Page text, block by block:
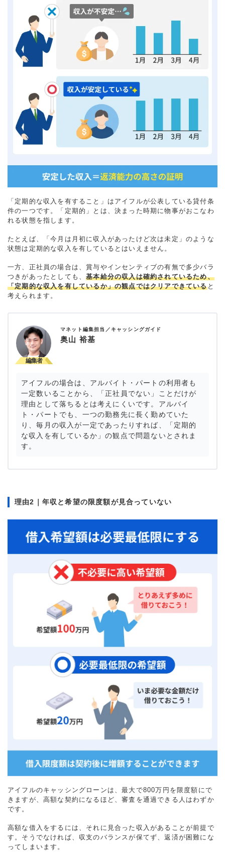
「定期的な収入を有すること」はアイフルが公表している貸付条
件の一つです。「定期的」とは、決まった時期に物事がおこなわ
れる状態を指します。
たとえば、「今月は月初に収入があったけど次は未定」のような
状態は定期的な収入を有しているとはいえません。
一方、正社員の場合は、賞与やインセンティブの有無で多少バラ
つきがあったとしても、基本給分の収入は確約されているため、
「定期的な収入を有しているか」の観点ではクリアできていると
考えられます。
マネット編集担当／キャッシングガイド
奥山 裕基
アイフルの場合は、アルバイト・パートの利用者も
一定数いることから、「正社員でない」ことだけが
理由として落ちるとは考えにくいです。アルバイ
ト・パートでも、一つの勤務先に長く勤めていた
り、毎月の収入が一定であったりすれば、「定期的
な収入を有しているか」の観点で問題ないとされま
す。
理由2｜年収と希望の限度額が見合っていない
アイフルのキャッシングローンは、最大で800万円を限度額にで
きますが、高額な契約になるほど、審査を通過できる人はわずか
です。
高額な借入をするには、それに見合った収入があることが前提で
す。そうでなければ、収支のバランスが保てず、返済が困難にな
ってしまいます。